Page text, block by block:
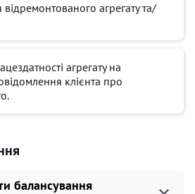
агрегату та/
агрегату на
клієнта про
балансування